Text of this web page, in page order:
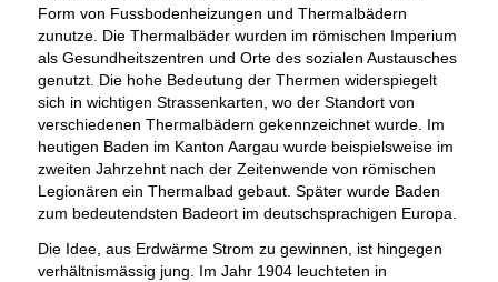
Form von Fussbodenheizungen und Thermalbädern
zunutze. Die Thermalbäder wurden im römischen Imperium
als Gesundheitszentren und Orte des sozialen Austausches
genutzt. Die hohe Bedeutung der Thermen widerspiegelt
sich in wichtigen Strassenkarten, wo der Standort von
verschiedenen Thermalbädern gekennzeichnet wurde. Im
heutigen Baden im Kanton Aargau wurde beispielsweise im
zweiten Jahrzehnt nach der Zeitenwende von römischen
Legionären ein Thermalbad gebaut. Später wurde Baden
zum bedeutendsten Badeort im deutschsprachigen Europa.
Die Idee, aus Erdwärme Strom zu gewinnen, ist hingegen
verhältnismässig jung. Im Jahr 1904 leuchteten in